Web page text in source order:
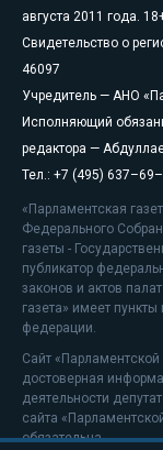
августа 2011 года.
Свидетельство о
46097
Учредитель — АНО
Исполняющий
редактора —
Тел.: +7 (495)
«Парламентская
Федерального
газеты -
публикатор
законов и актов
газета» имеет
федерации.
Сайт «Парламентской
достоверная
деятельности
сайта
обязательна.